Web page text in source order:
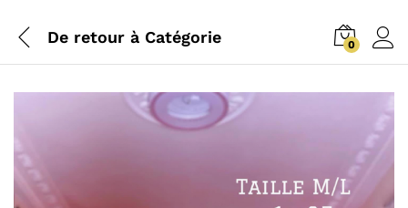
De retour à Catégorie 0